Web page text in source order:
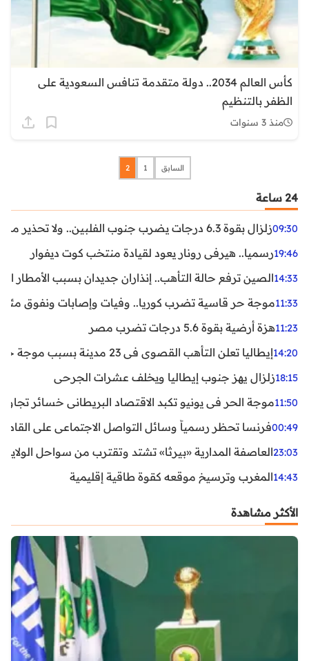
كأس العالم 2034.. دولة متقدمة تنافس السعودية على
الظفر بالتنظيم
منذ 3 سنوات
السابق 1
2
24 ساعة
09:30زلزال بقوة 6.3 درجات يضرب جنوب الفلبين.. ولا تحذير من تسونامي حتى الآن
19:46رسميا.. هيرفي رونار يعود لقيادة منتخب كوت ديفوار
14:33الصين ترفع حالة التأهب.. إنذاران جديدان بسبب الأمطار
11:33موجة حر قاسية تضرب كوريا.. وفيات وإصابات ونفوق مئات
11:23هزة أرضية بقوة 5.6 درجات تضرب مصر
14:20إيطاليا تعلن التأهب القصوى في 23 مدينة بسبب موجة حر شديدة
18:15زلزال يهز جنوب إيطاليا ويخلف عشرات الجرحى
11:50موجة الحر في يونيو تكبد الاقتصاد البريطاني خسائر تجاوزت 1.5 مليار
00:49فرنسا تحظر رسمياً وسائل التواصل الاجتماعي على القاصرين
23:03العاصفة المدارية «بيرثا» تشتد وتقترب من سواحل
14:43المغرب وترسيخ موقعه كقوة طاقية إقليمية
الأكثر مشاهدة